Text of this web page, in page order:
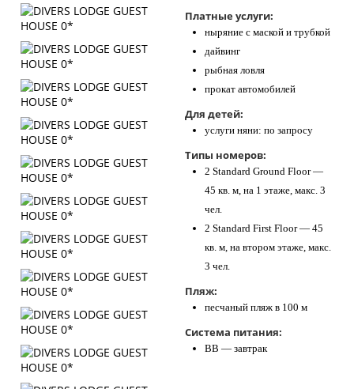
Платные услуги:
ныряние с маской и трубкой
дайвинг
рыбная ловля
прокат автомобилей
Для детей:
услуги няни: по запросу
Типы номеров:
2 Standard Ground Floor —
45 кв. м, на 1 этаже, макс. 3
чел.
2 Standard First Floor — 45
кв. м, на втором этаже, макс.
3 чел.
Пляж:
песчаный пляж в 100 м
Система питания:
BB — завтрак